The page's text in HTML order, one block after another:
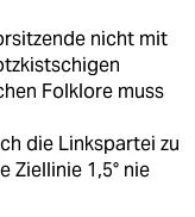
nicht mit
Folklore muss
die Linkspartei zu
Ziellinie 1,5° nie